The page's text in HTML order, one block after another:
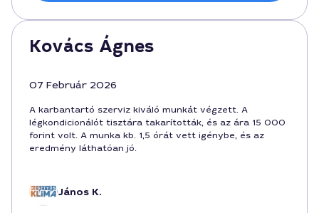
Kovács Ágnes
07 Február 2026
A karbantartó szerviz kiváló munkát végzett. A
légkondicionálót tisztára takarították, és az ára 15 000
forint volt. A munka kb. 1,5 órát vett igénybe, és az
eredmény láthatóan jó.
János K.